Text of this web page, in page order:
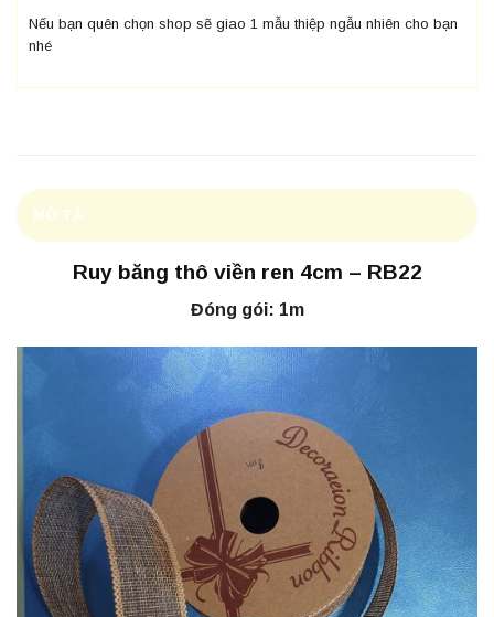
Nếu bạn quên chọn shop sẽ giao 1 mẫu thiệp ngẫu nhiên cho bạn
nhé
MÔ TẢ
Ruy băng thô viền ren 4cm – RB22
Đóng gói: 1m